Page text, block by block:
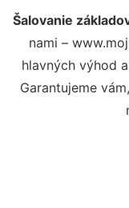
Šalovanie
nami –
hlavných výhod
Garantujeme